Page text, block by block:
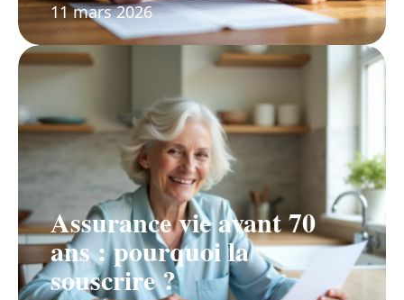
11 mars 2026
Assurance vie avant 70
ans : pourquoi la
souscrire ?